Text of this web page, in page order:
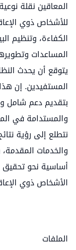
المعاقين نقلة
للأشخاص ذوي
الكفاءة، وتنظيم
المساعدات
يتوقع أن يحدث
المستفيدين. إن
بتقديم دعم شامل
والمستدامة في
نتطلع إلى رؤية
والخدمات
أساسية نحو تحقيق
الأشخاص ذوي
الملفات